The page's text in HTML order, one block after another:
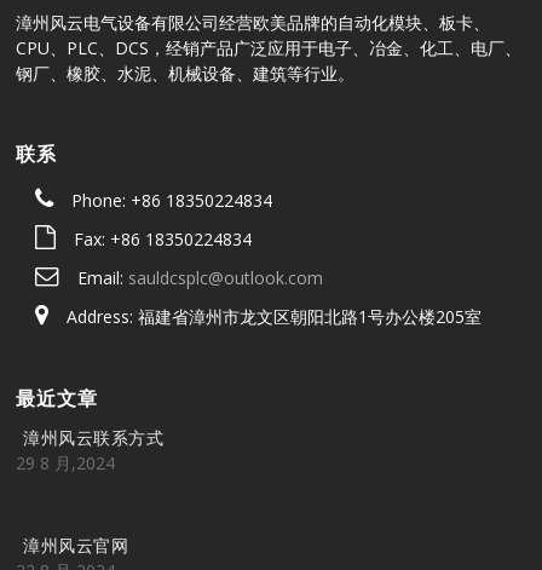
漳州风云电气设备有限公司经营欧美品牌的自动化模块、板卡、
CPU、PLC、DCS，经销产品广泛应用于电子、冶金、化工、电厂、
钢厂、橡胶、水泥、机械设备、建筑等行业。
联系
Phone: +86 18350224834
Fax: +86 18350224834
Email: sauldcsplc@outlook.com
Address: 福建省漳州市龙文区朝阳北路1号办公楼205室
最近文章
漳州风云联系方式
29 8 月,2024
漳州风云官网